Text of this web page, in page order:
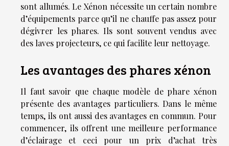
sont allumés. Le Xénon nécessite un certain nombre
d’équipements parce qu’il ne chauffe pas assez pour
dégivrer les phares. Ils sont souvent vendus avec
des laves projecteurs, ce qui facilite leur nettoyage.
Les avantages des phares xénon
Il faut savoir que chaque modèle de phare xénon
présente des avantages particuliers. Dans le même
temps, ils ont aussi des avantages en commun. Pour
commencer, ils offrent une meilleure performance
d’éclairage et ceci pour un prix d’achat très